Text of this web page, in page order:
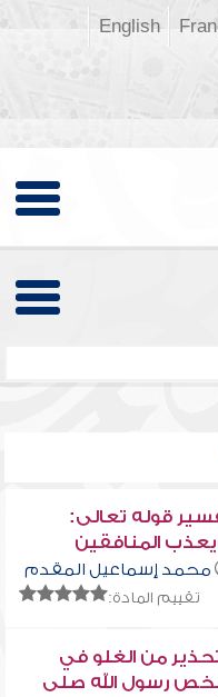
English
قوله تعالى:
المنافقين
والمشركين
محمد إسماعيل المقدم
تقييم المادة:
من الغلو في
رسول الله صلى